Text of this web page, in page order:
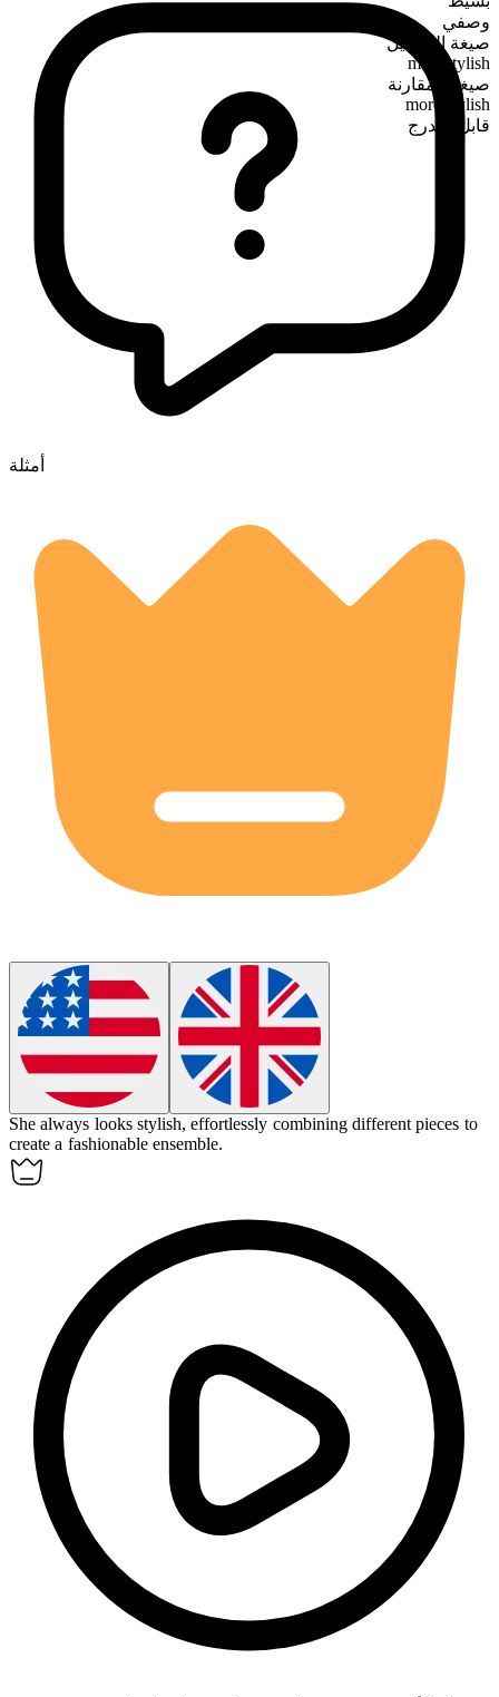
وصفي
صيغة التفضيل
most stylish
صيغة المقارنة
more stylish
قابل للتدرج
أمثلة
She always looks stylish, effortlessly combining different pieces to
create a fashionable ensemble.